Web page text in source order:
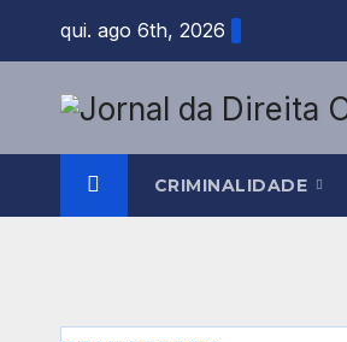
content
qui. ago 6th, 2026
CRIMINALIDADE